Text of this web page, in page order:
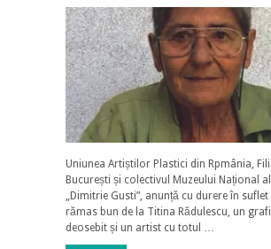
Uniunea Artiștilor Plastici din Rpmânia,
București și colectivul Muzeului Național
„Dimitrie Gusti”, anunță cu durere în suflet
rămas bun de la Titina Rădulescu, un
deosebit și un artist cu totul …